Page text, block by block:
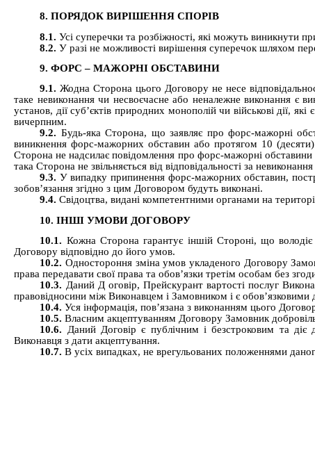
8. ПОРЯДОК ВИРІШЕННЯ СПОРІВ
8.1.Усі суперечки та розбіжності, які можуть виникнути
8.2. У разі не можливості вирішення суперечок шляхом
9. ФОРС – МАЖОРНІ ОБСТАВИНИ
9.1. Жодна Сторона цього Договору не несе
таке невиконання чи несвоєчасне або неналежне виконання є
установ, дії суб’єктів природних монополій чи військові дії,
вичерпним.
9.2. Будь-яка Сторона, що заявляє про форс-мажорні
виникнення форс-мажорних обставин або протягом 10
Сторона не надсилає повідомлення про форс-мажорні
така Сторона не звільняється від відповідальності за
9.3. У випадку припинення форс-мажорних обставин,
зобов’язання згідно з цим Договором будуть виконані.
9.4. Свідоцтва, видані компетентними органами на
10. ІНШІ УМОВИ ДОГОВОРУ
10.1. Кожна Сторона гарантує іншій Стороні, що
Договору відповідно до його умов.
10.2. Одностороння зміна умов укладеного Договору
права передавати свої права та обов’язки третім особам без
10.3. Даний Д оговір, Прейскурант вартості послуг
правовідносини між Виконавцем і Замовником і є обов’язковими
10.4. Уся інформація, пов’язана з виконанням цього
10.5. Власним акцептуванням Договору Замовник
10.6. Даний Договір є публічним і безстроковим та
Виконавця з дати акцептування.
10.7. В усіх випадках, не врегульованих положеннями